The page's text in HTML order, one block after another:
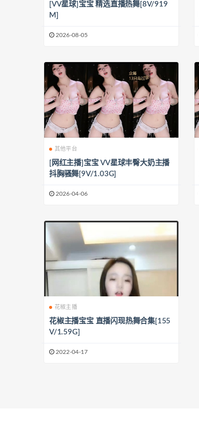
[VV星球]宝宝 精选直播热舞[8V/919
M]
2026-08-05
其他平台
[网红主播]宝宝 VV星球丰臀大奶主播
抖胸骚舞[9V/1.03G]
2026-04-06
花椒主播
花椒主播宝宝 直播闪现热舞合集[155
V/1.59G]
2022-04-17